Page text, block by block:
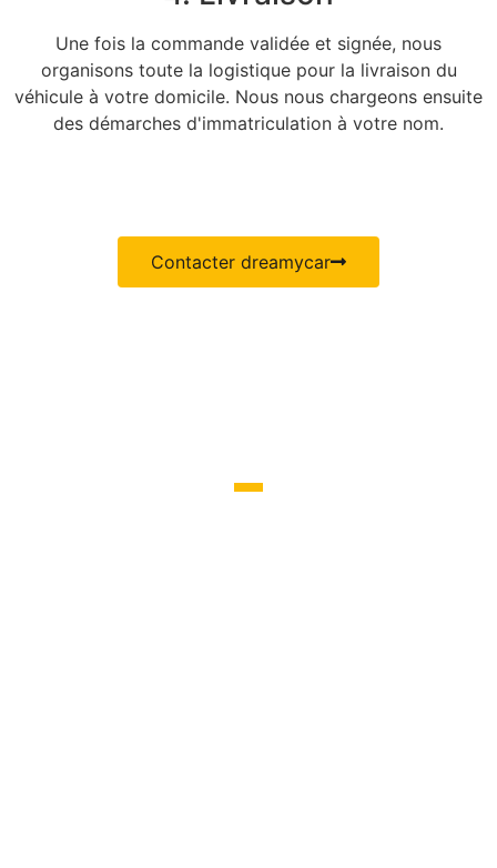
Une fois la commande validée et signée, nous
organisons toute la logistique pour la livraison du
véhicule à votre domicile. Nous nous chargeons ensuite
des démarches d'immatriculation à votre nom.
Contacter dreamycar